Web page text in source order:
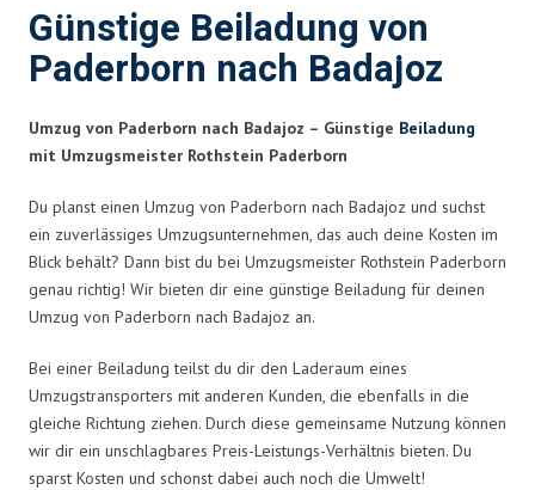
Günstige Beiladung von
Paderborn nach Badajoz
Umzug von Paderborn nach Badajoz – Günstige Beiladung
mit Umzugsmeister Rothstein Paderborn
Du planst einen Umzug von Paderborn nach Badajoz und suchst
ein zuverlässiges Umzugsunternehmen, das auch deine Kosten im
Blick behält? Dann bist du bei Umzugsmeister Rothstein Paderborn
genau richtig! Wir bieten dir eine günstige Beiladung für deinen
Umzug von Paderborn nach Badajoz an.
Bei einer Beiladung teilst du dir den Laderaum eines
Umzugstransporters mit anderen Kunden, die ebenfalls in die
gleiche Richtung ziehen. Durch diese gemeinsame Nutzung können
wir dir ein unschlagbares Preis-Leistungs-Verhältnis bieten. Du
sparst Kosten und schonst dabei auch noch die Umwelt!